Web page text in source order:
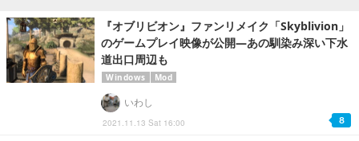
『オブリビオン』ファンリメイク「Skyblivion」
のゲームプレイ映像が公開―あの馴染み深い下水
道出口周辺も
Windows Mod
2021.11.13 Sat 16:00
いわし
8